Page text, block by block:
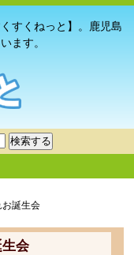
すくねっと】。鹿児島
ます。
検索する
お誕生会
生会